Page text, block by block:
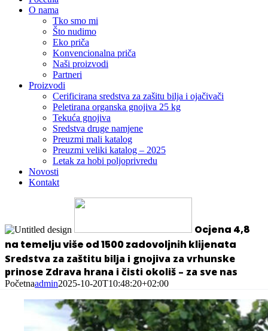
O nama
Tko smo mi
Što nudimo
Eko priča
Konvencionalna priča
Naši proizvodi
Partneri
Proizvodi
Cerificirana sredstva za zašitu bilja i ojačivači
Peletirana organska gnojiva 25 kg
Tekuća gnojiva
Sredstva druge namjene
Preuzmi mali katalog
Preuzmi veliki katalog – 2025
Letak za hobi poljoprivredu
Novosti
Kontakt
Ocjena 4,8
na temelju više od 1500 zadovoljnih klijenata
Sredstva za zaštitu bilja i gnojiva za vrhunske
prinose Zdrava hrana i čisti okoliš – za sve nas
Početnaadmin2025-10-20T10:48:20+02:00